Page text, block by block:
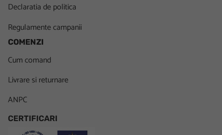
Declaratia de politica
Regulamente campanii
COMENZI
Cum comand
Livrare si returnare
ANPC
CERTIFICARI